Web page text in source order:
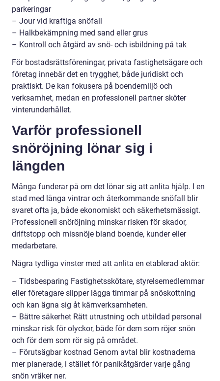
parkeringar
– Jour vid kraftiga snöfall
– Halkbekämpning med sand eller grus
– Kontroll och åtgärd av snö- och isbildning på tak
För bostadsrättsföreningar, privata fastighetsägare och
företag innebär det en trygghet, både juridiskt och
praktiskt. De kan fokusera på boendemiljö och
verksamhet, medan en professionell partner sköter
vinterunderhållet.
Varför professionell
snöröjning lönar sig i
längden
Många funderar på om det lönar sig att anlita hjälp. I en
stad med långa vintrar och återkommande snöfall blir
svaret ofta ja, både ekonomiskt och säkerhetsmässigt.
Professionell snöröjning minskar risken för skador,
driftstopp och missnöje bland boende, kunder eller
medarbetare.
Några tydliga vinster med att anlita en etablerad aktör:
– Tidsbesparing Fastighetsskötare, styrelsemedlemmar
eller företagare slipper lägga timmar på snöskottning
och kan ägna sig åt kärnverksamheten.
– Bättre säkerhet Rätt utrustning och utbildad personal
minskar risk för olyckor, både för dem som röjer snön
och för dem som rör sig på området.
– Förutsägbar kostnad Genom avtal blir kostnaderna
mer planerade, i stället för panikåtgärder varje gång
snön vräker ner.